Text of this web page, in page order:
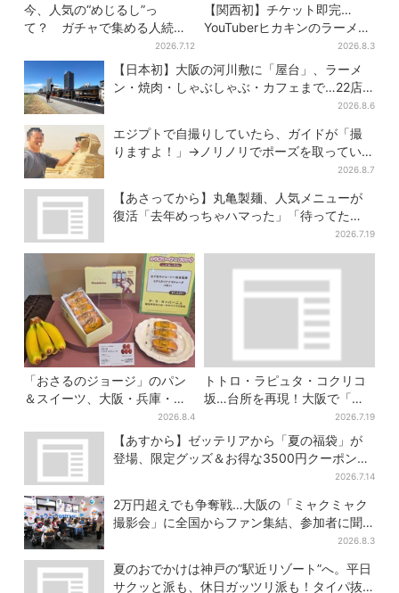
今、人気の“めじるし”っ
て？ ガチャで集める人続
出…収集家とメーカーに聞い
たヒットの背景
2026.7.12
【関西初】チケット即完…
YouTuberヒカキンのラーメン
店「みそきん」が大阪上陸！
「待ってました」と話題
2026.8.3
【日本初】大阪の河川敷に「屋台」、ラーメ
ン・焼肉・しゃぶしゃぶ・カフェまで…22店
2026.8.6
エジプトで自撮りしていたら、ガイドが「撮
りますよ！」→ノリノリでポーズを取っていた
2026.8.7
【あさってから】丸亀製麺、人気メニューが
復活「去年めっちゃハマった」「待ってた
2026.7.19
「おさるのジョージ」のパン
＆スイーツ、大阪・兵庫・京
都限定で【きょうから】発売
スタート
2026.8.4
トトロ・ラピュタ・コクリコ
坂…台所を再現！大阪で「ジ
ブリ」の世界に浸れる 「食」
の展示とは？
2026.7.19
【あすから】ゼッテリアから「夏の福袋」が
登場、限定グッズ＆お得な3500円クーポン付
2026.7.14
2万円超えでも争奪戦…大阪の「ミャクミャク
撮影会」に全国からファン集結、参加者に聞
2026.8.3
夏のおでかけは神戸の”駅近リゾート”へ。平日
サクッと派も、休日ガッツリ派も！タイパ抜